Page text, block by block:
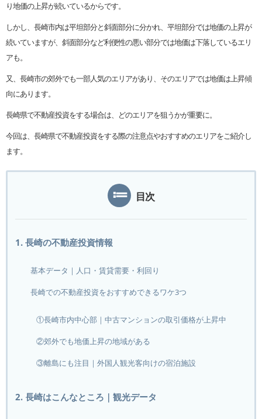
り地価の上昇が続いているからです。
しかし、長崎市内は平坦部分と斜面部分に分かれ、平坦部分では地価の上昇が
続いていますが、斜面部分など利便性の悪い部分では地価は下落しているエリ
アも。
又、長崎市の郊外でも一部人気のエリアがあり、そのエリアでは地価は上昇傾
向にあります。
長崎県で不動産投資をする場合は、どのエリアを狙うかが重要に。
今回は、長崎県で不動産投資をする際の注意点やおすすめのエリアをご紹介し
ます。
目次
1. 長崎の不動産投資情報
基本データ｜人口・賃貸需要・利回り
長崎での不動産投資をおすすめできるワケ3つ
①長崎市内中心部｜中古マンションの取引価格が上昇中
②郊外でも地価上昇の地域がある
③離島にも注目｜外国人観光客向けの宿泊施設
2. 長崎はこんなところ｜観光データ